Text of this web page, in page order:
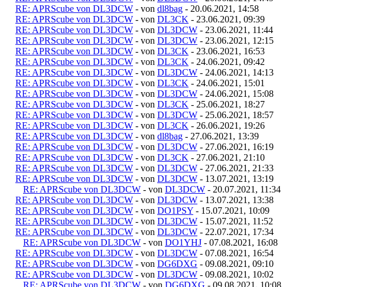
RE: APRScube von DL3DCW - von dl8bag - 20.06.2021, 14:58
RE: APRScube von DL3DCW - von DL3CK - 23.06.2021, 09:39
RE: APRScube von DL3DCW - von DL3DCW - 23.06.2021, 11:44
RE: APRScube von DL3DCW - von DL3DCW - 23.06.2021, 12:15
RE: APRScube von DL3DCW - von DL3CK - 23.06.2021, 16:53
RE: APRScube von DL3DCW - von DL3CK - 24.06.2021, 09:42
RE: APRScube von DL3DCW - von DL3DCW - 24.06.2021, 14:13
RE: APRScube von DL3DCW - von DL3CK - 24.06.2021, 15:01
RE: APRScube von DL3DCW - von DL3DCW - 24.06.2021, 15:08
RE: APRScube von DL3DCW - von DL3CK - 25.06.2021, 18:27
RE: APRScube von DL3DCW - von DL3DCW - 25.06.2021, 18:57
RE: APRScube von DL3DCW - von DL3CK - 26.06.2021, 19:26
RE: APRScube von DL3DCW - von dl8bag - 27.06.2021, 13:39
RE: APRScube von DL3DCW - von DL3DCW - 27.06.2021, 16:19
RE: APRScube von DL3DCW - von DL3CK - 27.06.2021, 21:10
RE: APRScube von DL3DCW - von DL3DCW - 27.06.2021, 21:33
RE: APRScube von DL3DCW - von DL3DCW - 13.07.2021, 13:19
RE: APRScube von DL3DCW - von DL3DCW - 20.07.2021, 11:34
RE: APRScube von DL3DCW - von DL3DCW - 13.07.2021, 13:38
RE: APRScube von DL3DCW - von DO1PSY - 15.07.2021, 10:09
RE: APRScube von DL3DCW - von DL3DCW - 15.07.2021, 11:52
RE: APRScube von DL3DCW - von DL3DCW - 22.07.2021, 17:34
RE: APRScube von DL3DCW - von DO1YHJ - 07.08.2021, 16:08
RE: APRScube von DL3DCW - von DL3DCW - 07.08.2021, 16:54
RE: APRScube von DL3DCW - von DG6DXG - 09.08.2021, 09:10
RE: APRScube von DL3DCW - von DL3DCW - 09.08.2021, 10:02
RE: APRScube von DL3DCW - von DG6DXG - 09.08.2021, 10:08